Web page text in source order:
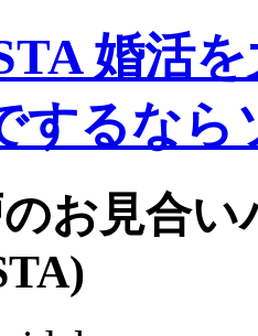
婚活
するな
お見合